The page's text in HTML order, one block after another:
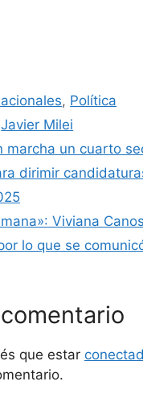
, Política
Javier Milei
marcha un cuarto
dirimir
Viviana
lo que se
que estar